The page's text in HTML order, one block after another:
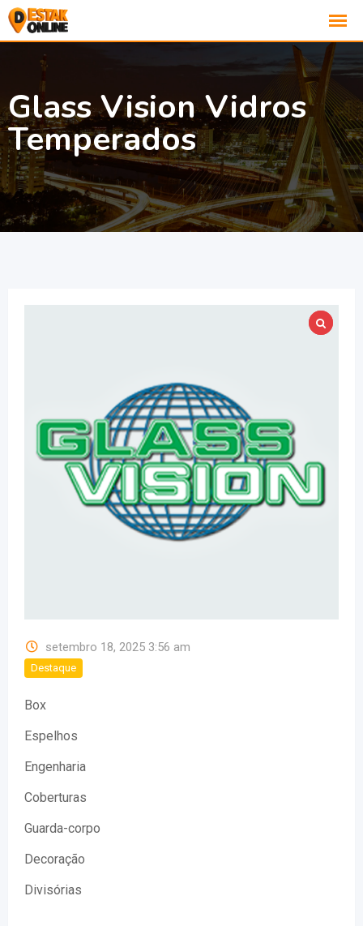
Glass Vision Vidros
Temperados
setembro 18, 2025 3:56 am
Destaque
Box
Espelhos
Engenharia
Coberturas
Guarda-corpo
Decoração
Divisórias